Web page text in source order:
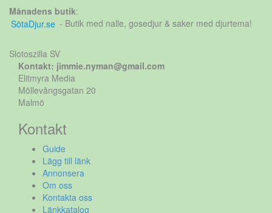
Månadens butik:
SötaDjur.se - Butik med nalle, gosedjur & saker med djurtema!
Slotoszilla SV
Kontakt: jimmie.nyman@gmail.com
Elitmyra Media
Möllevångsgatan 20
Malmö
Kontakt
Guide
Lägg till länk
Annonsera
Om oss
Kontakta oss
Länkkatalog